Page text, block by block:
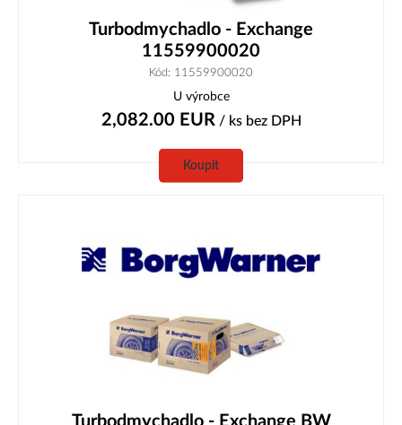
Turbodmychadlo - Exchange
11559900020
Kód: 11559900020
U výrobce
2,082.00 EUR / ks bez DPH
Koupit
Turbodmychadlo - Exchange BW